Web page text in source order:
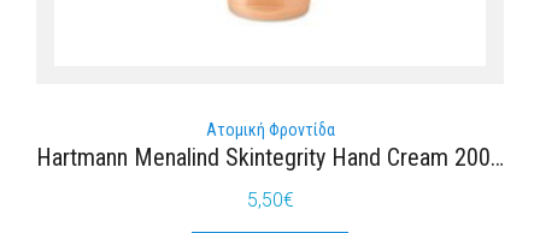
Ατομική Φροντίδα
Hartmann Menalind Skintegrity Hand Cream 200ml
5,50€